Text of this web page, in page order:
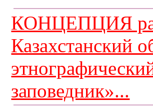
КОНЦЕПЦИЯ
Казахстанский
заповедник»...